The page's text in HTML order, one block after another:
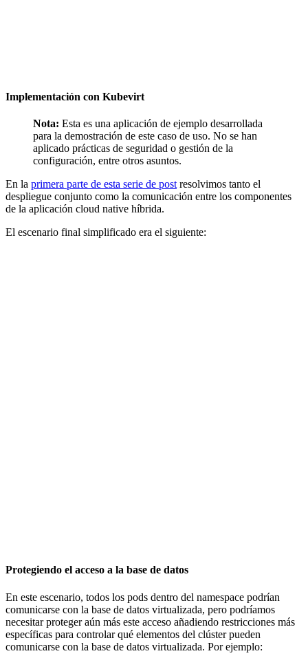
Implementación con Kubevirt
Nota: Esta es una aplicación de ejemplo desarrollada
para la demostración de este caso de uso. No se han
aplicado prácticas de seguridad o gestión de la
configuración, entre otros asuntos.
En la primera parte de esta serie de post resolvimos tanto el
despliegue conjunto como la comunicación entre los componentes
de la aplicación cloud native híbrida.
El escenario final simplificado era el siguiente:
Protegiendo el acceso a la base de datos
En este escenario, todos los pods dentro del namespace podrían
comunicarse con la base de datos virtualizada, pero podríamos
necesitar proteger aún más este acceso añadiendo restricciones más
específicas para controlar qué elementos del clúster pueden
comunicarse con la base de datos virtualizada. Por ejemplo: